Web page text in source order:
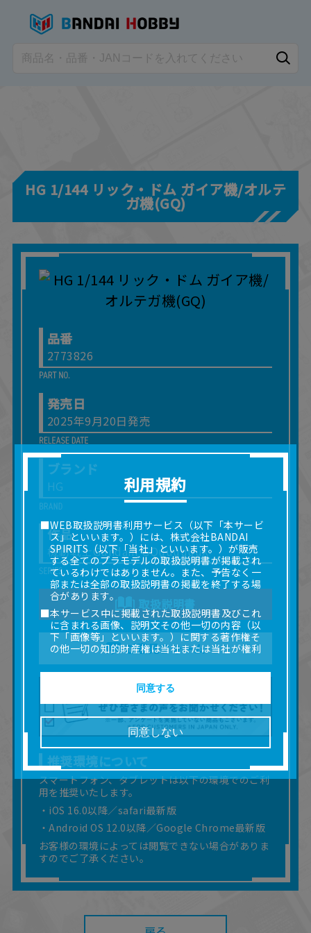
HG 1/144 リック・ドム ガイア機/オルテ
ガ機(GQ)
品番
2773826
発売日
2025年9月20日発売
ブランド
HG
作品
機動戦士Gundam GQuuuuuuX
取扱説明書
ご意見フォーム
推奨環境について
スマートフォン、タブレットは以下の環境でのご利
用を推奨いたします。
・iOS 16.0以降／safari最新版
・Android OS 12.0以降／Google Chrome最新版
お客様の環境によっては閲覧できない場合がありま
すのでご了承ください。
利用規約
■WEB取扱説明書利用サービス（以下「本サービ
ス」といいます。）には、株式会社BANDAI
SPIRITS（以下「当社」といいます。）が販売
する全てのプラモデルの取扱説明書が掲載され
ているわけではありません。また、予告なく一
部または全部の取扱説明書の掲載を終了する場
合があります。
■本サービス中に掲載された取扱説明書及びこれ
に含まれる画像、説明文その他一切の内容（以
下「画像等」といいます。）に関する著作権そ
の他一切の知的財産権は当社または当社が権利
■取扱説明書及び画像等の一部または全部を私的
使用（本サービス内の意見投稿の目的での画像
等の利用を含みます。）を超えて使用（複製、
複写、改変、掲示、頒布、配信、販売、出版等
を含むがこれに限りません。）することは禁止
いたします。
■掲載している取扱説明書は、お客様が購入され
た商品に同梱されたものと異なる場合がありま
す。
■対象商品仕様の変更などにより、取扱説明書の
内容は予告なく変更される場合があります。
■当社は、取扱説明書の正確性確保に努めており
ますが、取扱説明書の完全性を保証するもので
はありません。
■お客様のご利用環境によっては、本サービスを
ご利用いただけない場合があります。
■本サービスを利用したこと、または利用できな
たとしても、当社は何らの責任を負いません。
また、本サイトを利用したことによって、利用
同意しない
同意する